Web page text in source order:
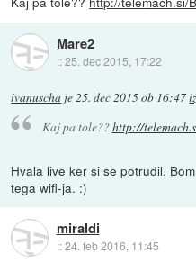
Mare2
::25. dec 2015, 17:22
ivanuscha je 25. dec 2015 ob 16:47
Kaj pa tole??http://
Hvala live ker si se potrudil.
tega wifi-ja. :)
miraldi
::24. feb 2016, 11:45